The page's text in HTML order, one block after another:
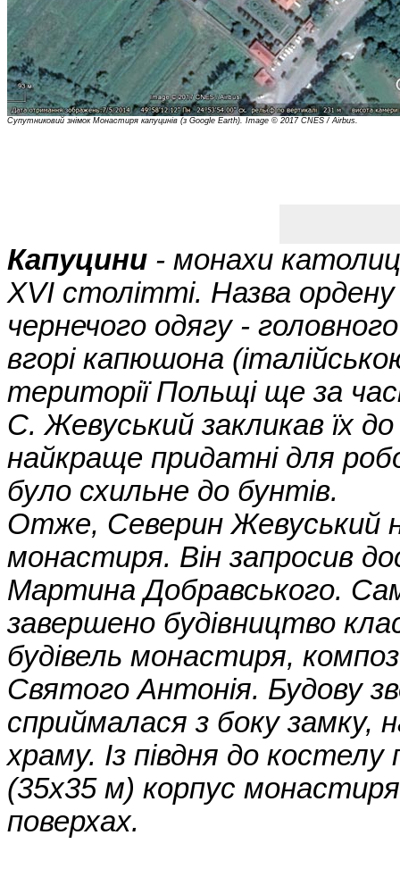
Супутниковий знімок Монастиря капуцинів (з Google Earth). Image © 2017 CNES / Airbus.
Капуцини - монахи
XVI столітті. Назва ордену
чернечого одягу -
вгорі капюшона
території Польщі ще за
С. Жевуський закликав їх
найкраще придатні для
було схильне до бунтів.
Отже, Северин Жевуський
монастиря. Він запросив
Мартина Добравського.
завершено будівництво
будівель монастиря,
Святого Антонія. Будову
сприймалася з боку замку,
храму. Із півдня до
(35х35 м) корпус
поверхах.